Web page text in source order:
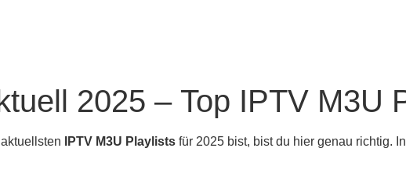
2025 – Top IPTV M3U
IPTV M3U Playlists für 2025 bist, bist du hier genau richtig.